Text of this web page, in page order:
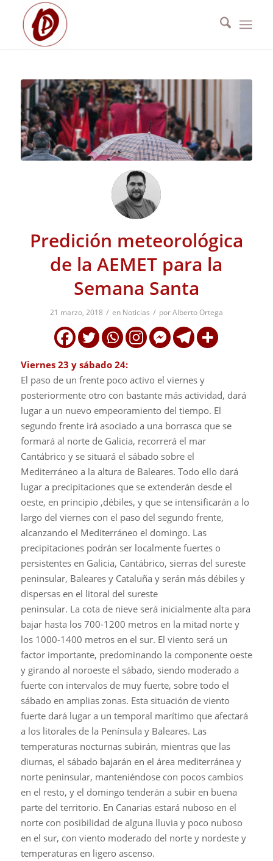
Predición meteorológica
de la AEMET para la
Semana Santa
21 marzo, 2018 / en Noticias / porAlberto Ortega
Viernes 23 y sábado 24:
El paso de un frente poco activo el viernes y
posteriormente otro con bastante más actividad, dará
lugar a un nuevo empeoramiento del tiempo. El
segundo frente irá asociado a una borrasca que se
formará al norte de Galicia, recorrerá el mar
Cantábrico y se situará el sábado sobre el
Mediterráneo a la altura de Baleares. Todo ello dará
lugar a precipitaciones que se extenderán desde el
oeste, en principio ,débiles, y que se intensificarán a lo
largo del viernes con el paso del segundo frente,
alcanzando el Mediterráneo el domingo. Las
precipitaciones podrán ser localmente fuertes o
persistentes en Galicia, Cantábrico, sierras del sureste
peninsular, Baleares y Cataluña y serán más débiles y
dispersas en el litoral del sureste
peninsular. La cota de nieve será inicialmente alta para
bajar hasta los 700-1200 metros en la mitad norte y
los 1000-1400 metros en el sur. El viento será un
factor importante, predominando la componente oeste
y girando al noroeste el sábado, siendo moderado a
fuerte con intervalos de muy fuerte, sobre todo el
sábado en amplias zonas. Esta situación de viento
fuerte dará lugar a un temporal marítimo que afectará
a los litorales de la Península y Baleares. Las
temperaturas nocturnas subirán, mientras que las
diurnas, el sábado bajarán en el área mediterránea y
norte peninsular, manteniéndose con pocos cambios
en el resto, y el domingo tenderán a subir en buena
parte del territorio. En Canarias estará nuboso en el
norte con posibilidad de alguna lluvia y poco nuboso
en el sur, con viento moderado del norte y nordeste y
temperaturas en ligero ascenso.